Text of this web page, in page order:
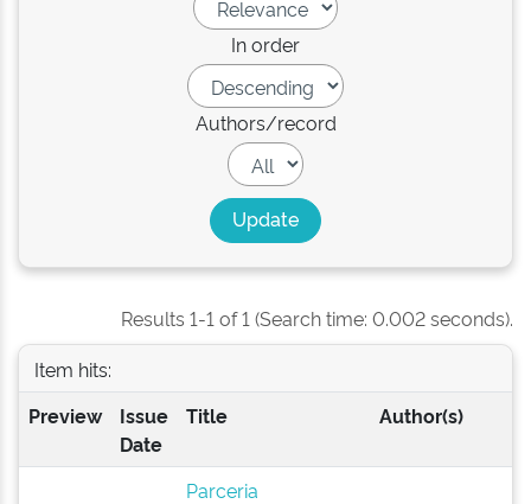
In order
Authors/record
Results 1-1 of 1 (Search time: 0.002 seconds).
Item hits:
Preview
Issue
Date
Title Author(s)
Parceria